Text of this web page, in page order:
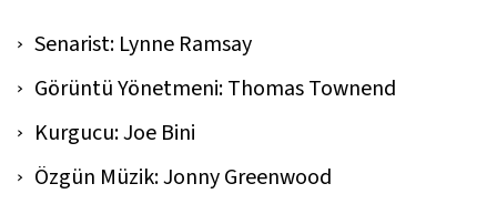
Senarist: Lynne Ramsay
Görüntü Yönetmeni: Thomas Townend
Kurgucu: Joe Bini
Özgün Müzik: Jonny Greenwood